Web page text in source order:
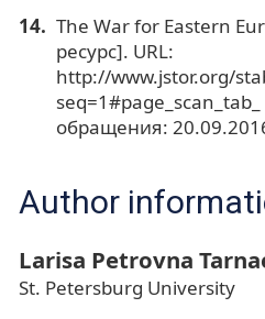
The War for Eastern
ресурс]. URL:
http://www.jstor.org/
обращения:
Author
Larisa Petrovna
St. Petersburg University